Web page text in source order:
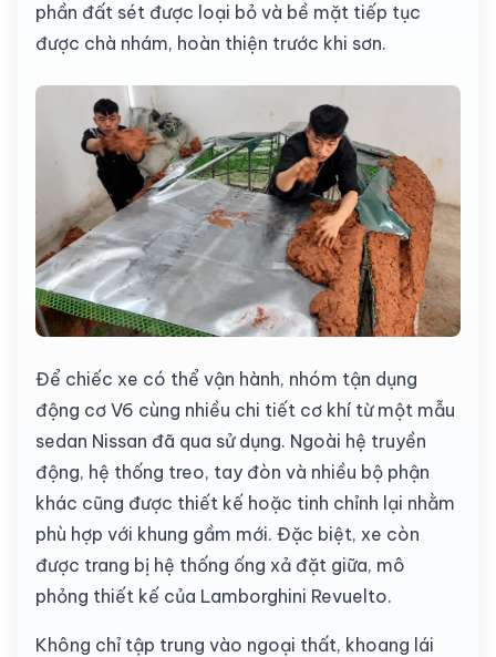
phần đất sét được loại bỏ và bề mặt tiếp tục
được chà nhám, hoàn thiện trước khi sơn.
Để chiếc xe có thể vận hành, nhóm tận dụng
động cơ V6 cùng nhiều chi tiết cơ khí từ một mẫu
sedan Nissan đã qua sử dụng. Ngoài hệ truyền
động, hệ thống treo, tay đòn và nhiều bộ phận
khác cũng được thiết kế hoặc tinh chỉnh lại nhằm
phù hợp với khung gầm mới. Đặc biệt, xe còn
được trang bị hệ thống ống xả đặt giữa, mô
phỏng thiết kế của Lamborghini Revuelto.
Không chỉ tập trung vào ngoại thất, khoang lái